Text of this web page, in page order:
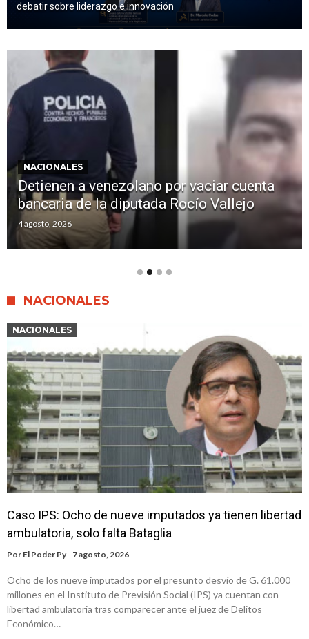
debatir sobre liderazgo e innovación
NACIONALES
Detienen a venezolano por vaciar cuenta
bancaria de la diputada Rocío Vallejo
4 agosto, 2026
NACIONALES
NACIONALES
Caso IPS: Ocho de nueve imputados ya tienen libertad
ambulatoria, solo falta Bataglia
Por El Poder Py 7 agosto, 2026
Ocho de los nueve imputados por el presunto desvío de G. 61.000
millones en el Instituto de Previsión Social (IPS) ya cuentan con
libertad ambulatoria tras comparecer ante el juez de Delitos
Económico…